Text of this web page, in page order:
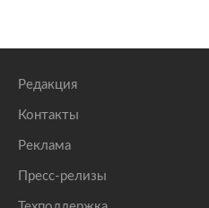
Редакция
Контакты
Реклама
Пресс-релизы